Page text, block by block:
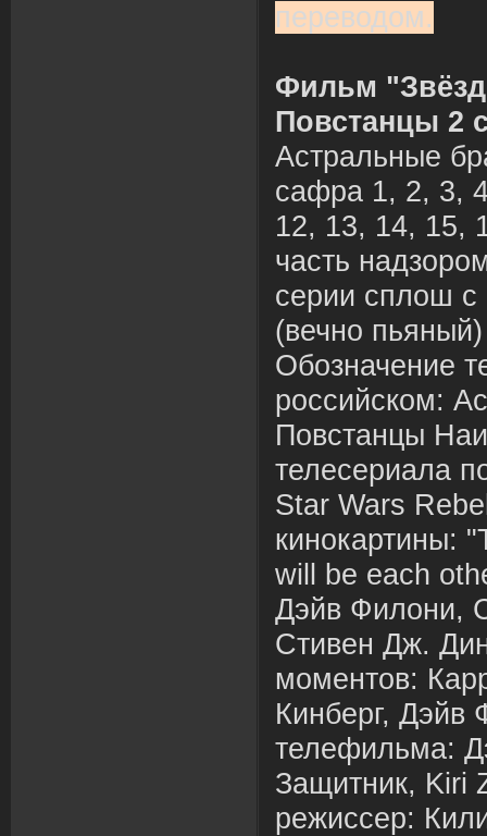
переводом.
Фильм
Повстанцы 2
Астральные
сафра 1, 2, 3,
12, 13, 14, 15,
часть
серии сплош
(вечно
Обозначение
российском:
Повстанцы
телесериала
Star Wars
кинокартины:
will be each
Дэйв Филони,
Стивен Дж.
моментов:
Кинберг,
телефильма:
Защитник, Kiri
режиссер: